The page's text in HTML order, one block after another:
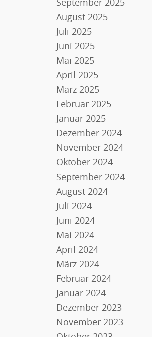
September 2025
August 2025
Juli 2025
Juni 2025
Mai 2025
April 2025
März 2025
Februar 2025
Januar 2025
Dezember 2024
November 2024
Oktober 2024
September 2024
August 2024
Juli 2024
Juni 2024
Mai 2024
April 2024
März 2024
Februar 2024
Januar 2024
Dezember 2023
November 2023